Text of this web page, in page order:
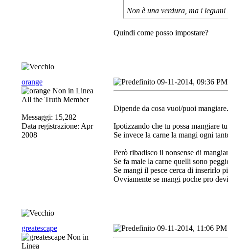
Non è una verdura, ma i
Quindi come posso impostare?
orange
All the Truth Member
Messaggi: 15,282
Data registrazione: Apr
2008
09-11-2014, 09:36 PM
Dipende da cosa vuoi/puoi mangiare.
Ipotizzando che tu possa mangiare
Se invece la carne la mangi ogni
Però ribadisco il nonsense di
Se fa male la carne quelli sono
Se mangi il pesce cerca di inserirlo
Ovviamente se mangi poche pro
greatescape
09-11-2014, 11:06 PM